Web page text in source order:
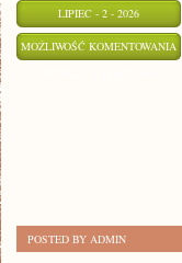
LIPIEC - 2 - 2026
MOŻLIWOŚĆ KOMENTOWANIA
POSTED BY ADMIN